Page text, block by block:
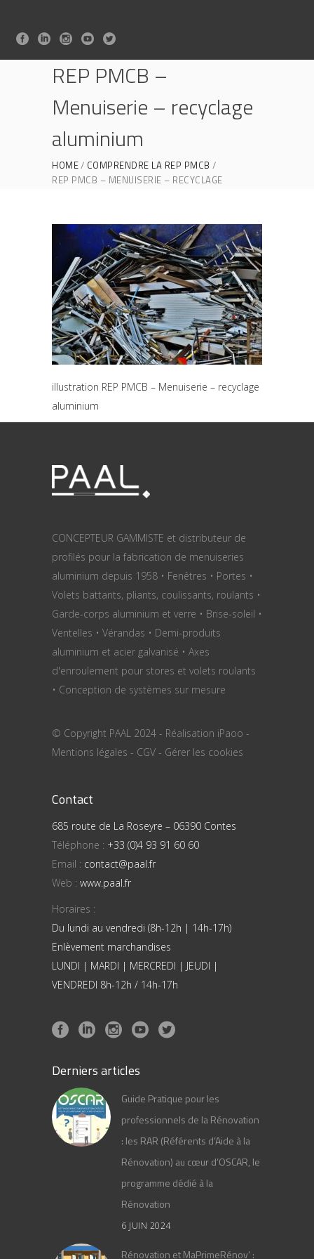
REP PMCB –
Menuiserie – recyclage
aluminium
HOME
COMPRENDRE LA REP PMCB
REP PMCB – MENUISERIE – RECYCLAGE
illustration REP PMCB – Menuiserie – recyclage
aluminium
CONCEPTEUR GAMMISTE et distributeur de
profilés pour la fabrication de menuiseries
aluminium depuis 1958 • Fenêtres • Portes •
Volets battants, pliants, coulissants, roulants •
Garde-corps aluminium et verre • Brise-soleil •
Ventelles • Vérandas • Demi-produits
aluminium et acier galvanisé • Axes
d'enroulement pour stores et volets roulants
• Conception de systèmes sur mesure
© Copyright PAAL 2024 - Réalisation iPaoo -
Mentions légales - CGV - Gérer les cookies
Contact
685 route de La Roseyre – 06390 Contes
Téléphone : +33 (0)4 93 91 60 60
Email : contact@paal.fr
Web : www.paal.fr
Horaires :
Du lundi au vendredi (8h-12h | 14h-17h)
Enlèvement marchandises
LUNDI | MARDI | MERCREDI | JEUDI |
VENDREDI 8h-12h / 14h-17h
Derniers articles
Guide Pratique pour les
professionnels de la Rénovation
: les RAR (Référents d’Aide à la
Rénovation) au cœur d’OSCAR, le
programme dédié à la
Rénovation
6 JUIN 2024
Rénovation et MaPrimeRénov’ :